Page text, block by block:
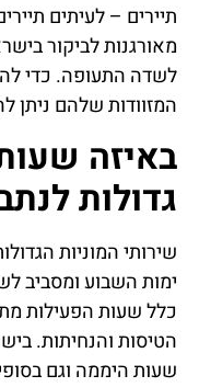
תיירים – לעיתים
מאורגנות לביקור
לשדה התעופה. כדי
המזוודות שלהם ניתן
באיזה
גדולות
שירותי המוניות
ימות השבוע ומסביב
כלל שעות הפעילות
הטיסות והנחיתות.
שעות היממה וגם